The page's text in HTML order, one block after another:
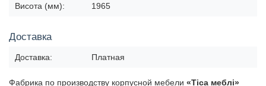
Висота (мм): 1965
Доставка
Доставка: Платная
Фабрика по производству корпусной мебели «Тіса меблі»